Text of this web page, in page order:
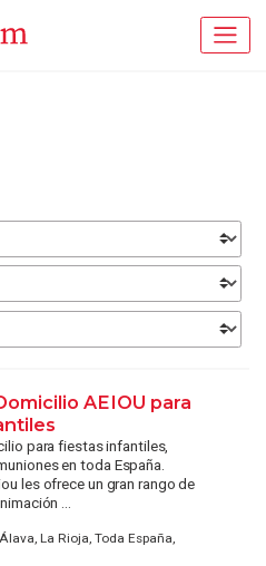
AEIOU para
para fiestas infantiles,
en toda España.
les ofrece un gran rango de
...
La Rioja, Toda España,